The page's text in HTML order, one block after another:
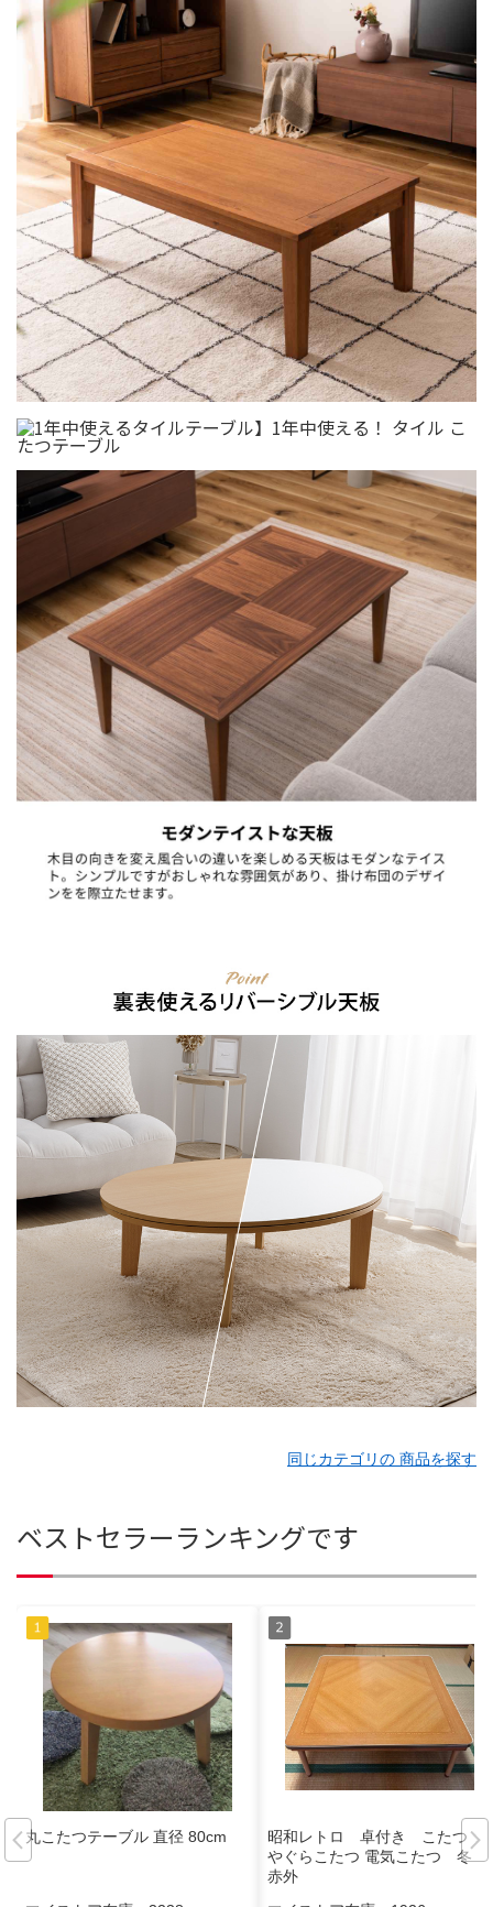
同じカテゴリの 商品を探す
ベストセラーランキングです
丸こたつテーブル 直径 80cm
昭和レトロ 卓付き こたつ
やぐらこたつ 電気こたつ 冬
赤外